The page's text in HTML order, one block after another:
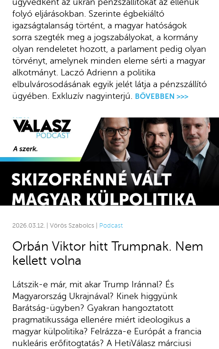
ügyvédként az ukrán pénzszállítókat az ellenük
folyó eljárásokban. Szerinte égbekiáltó
igazságtalanság történt, a magyar hatóságok
sorra szegték meg a jogszabályokat, a kormány
olyan rendeletet hozott, a parlament pedig olyan
törvényt, amelynek minden eleme sérti a magyar
alkotmányt. Laczó Adrienn a politika
elbulvárosodásának egyik jelét látja a pénzszállító
ügyében. Exkluzív nagyinterjú. BŐVEBBEN >>>
2026.03.12. | Vörös Szabolcs | Podcast
Orbán Viktor hitt Trumpnak. Nem
kellett volna
Látszik-e már, mit akar Trump Iránnal? És
Magyarország Ukrajnával? Kinek higgyünk
Barátság-ügyben? Gyakran hangoztatott
pragmatikussága ellenére miért ideologikus a
magyar külpolitika? Felrázza-e Európát a francia
nukleáris erőfitogtatás? A HetiVálasz márciusi